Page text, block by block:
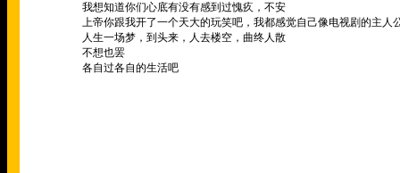
我想知道你们心底有没有感到过愧疚，不安
上帝你跟我开了一个天大的玩笑吧，我都感觉自己像电视剧的主人
人生一场梦，到头来，人去楼空，曲终人散
不想也罢
各自过各自的生活吧